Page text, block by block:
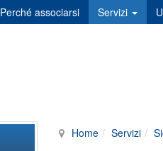
Perché associarsi Servizi
Home Servizi